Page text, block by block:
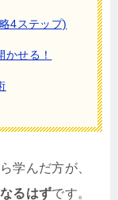
4ステップ)
せる！
学んだ方が、
るはずです。